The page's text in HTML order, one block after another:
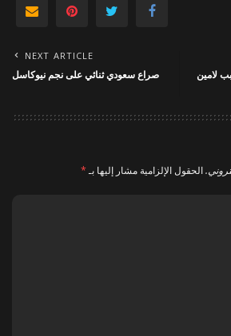
بسبب لامين
NEXT ARTICLE
صراع سعودي ثنائي على نجم نيوكاسل
الحقول الإلزامية مشار إليها بـ*